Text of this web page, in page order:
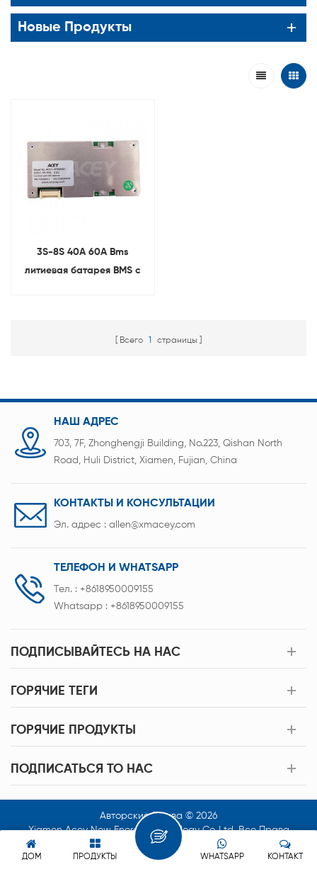
Новые Продукты
3S-8S 40A 60A Bms
литиевая батарея BMS с
Всего 1 страницы
НАШ АДРЕС
703, 7F, Zhonghengji Building, No.223, Qishan North
Road, Huli District, Xiamen, Fujian, China
КОНТАКТЫ И КОНСУЛЬТАЦИИ
Эл. адрес : allen@xmacey.com
ТЕЛЕФОН И WHATSAPP
Тел. : +8618950009155
Whatsapp : +8618950009155
ПОДПИСЫВАЙТЕСЬ НА НАС
ГОРЯЧИЕ ТЕГИ
ГОРЯЧИЕ ПРОДУКТЫ
ПОДПИСАТЬСЯ TO НАС
Авторские Права © 2026
Xiamen Acey New Energy Technology Co.,Ltd. Все Права
Защищены.
ДОМ ПРОДУКТЫ КОНТАКТ
WHATSAPP